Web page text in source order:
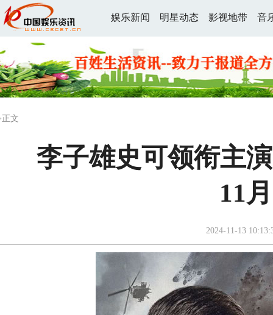
娱乐新闻 明星动态 影视地带 音
文
李子雄史可领衔主
11
2024-11-13